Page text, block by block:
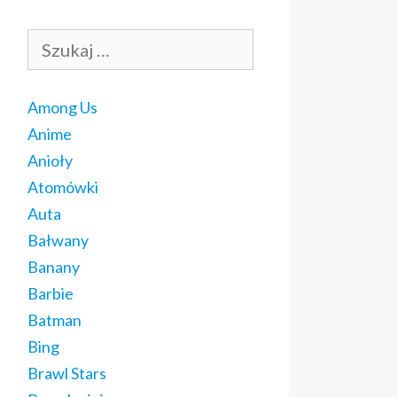
Among Us
Anime
Anioły
Atomówki
Auta
Bałwany
Banany
Barbie
Batman
Bing
Brawl Stars